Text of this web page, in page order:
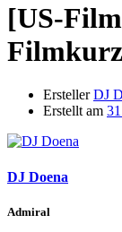
[US-
Ersteller DJ
Erstellt am
DJ Doena
Admiral